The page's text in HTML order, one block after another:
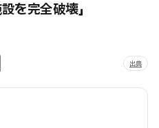
を完全破壊」
出典